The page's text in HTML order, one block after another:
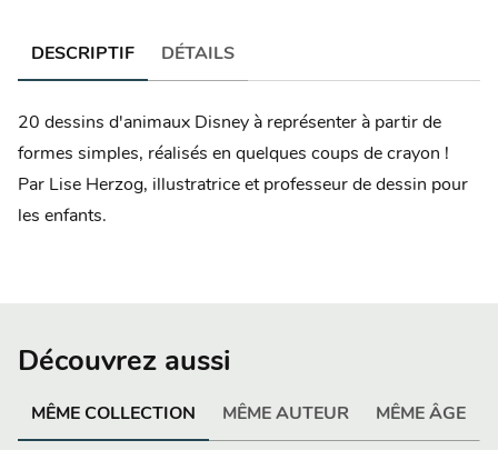
DESCRIPTIF DÉTAILS
20 dessins d'animaux Disney à représenter à partir de
formes simples, réalisés en quelques coups de crayon !
Par Lise Herzog, illustratrice et professeur de dessin pour
les enfants.
Découvrez aussi
MÊME COLLECTION MÊME AUTEUR MÊME ÂGE